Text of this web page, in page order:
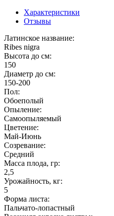
Характеристики
Отзывы
Латинское название:
Ribes nigra
Высота до см:
150
Диаметр до см:
150-200
Пол:
Обоеполый
Опыление:
Самоопыляемый
Цветение:
Май-Июнь
Созревание:
Средний
Масса плода, гр:
2,5
Урожайность, кг:
5
Форма листа:
Пальчато-лопастный